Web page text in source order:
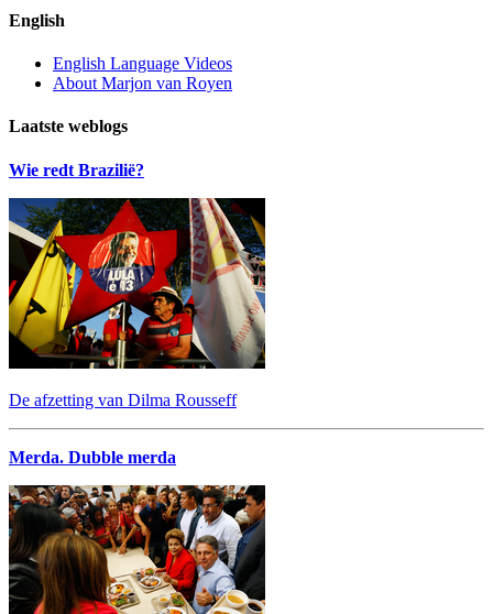
English
English Language Videos
About Marjon van Royen
Laatste weblogs
Wie redt Brazilië?
De afzetting van Dilma Rousseff
Merda. Dubble merda